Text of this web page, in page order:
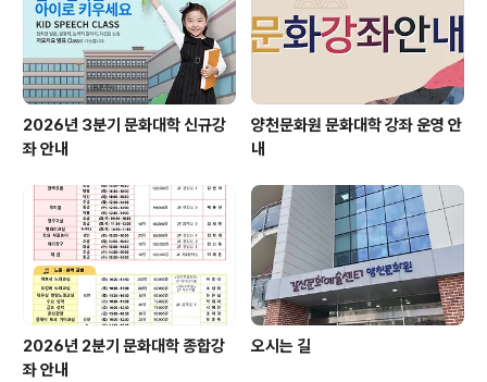
2026년 3분기 문화대학 신규강
좌 안내
양천문화원 문화대학 강좌 운영 안
내
2026년 2분기 문화대학 종합강
좌 안내
오시는 길